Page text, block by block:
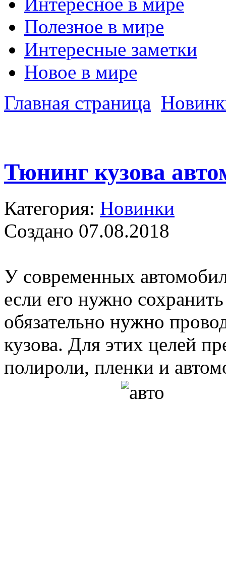
Полезное в мире
Интересные заметки
Новое в мире
Главная страница
Тюнинг кузова
Категория: Новинки
Создано 07.08.2018
У современных
если его нужно
обязательно нужно
кузова. Для этих целей
полироли, пленки и